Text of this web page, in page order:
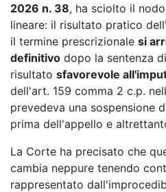
2026 n. 38, ha sciolto il
lineare: il risultato pratico
il termine prescrizionale si
definitivo dopo la sentenza
risultato sfavorevole
dell'art. 159 comma 2 c.p.
prevedeva una sospensione
prima dell'appello e
La Corte ha precisato che
cambia neppure tenendo
rappresentato